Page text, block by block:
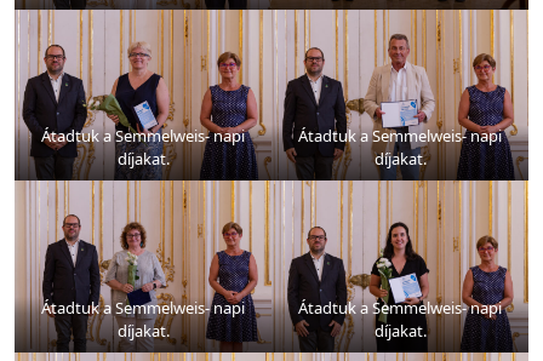
Átadtuk a Semmelweis- napi
díjakat.
Átadtuk a Semmelweis- napi
díjakat.
Átadtuk a Semmelweis- napi
díjakat.
Átadtuk a Semmelweis- napi
díjakat.